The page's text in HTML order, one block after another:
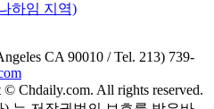
하임 지역)
CA 90010 / Tel. 213) 739-
Chdaily.com. All rights reserved.